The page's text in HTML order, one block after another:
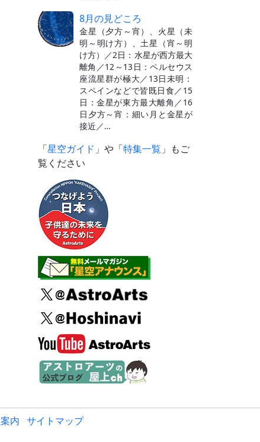
8月の見どころ
金星（夕方～宵）、火星（未
明～明け方）、土星（宵～明
け方）／2日：水星が西方最大
離角／12～13日：ペルセウス
座流星群が極大／13日未明：
スペインなどで皆既日食／15
日：金星が東方最大離角／16
日夕方～宵：細い月と金星が
接近／…
「星空ガイド 」や「特集一覧 」もご
覧ください
内 サイトマップ